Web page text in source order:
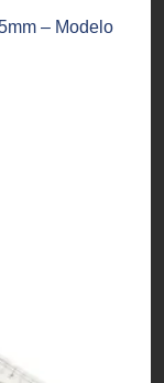
– Modelo